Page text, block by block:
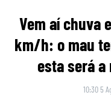
Vem aí chuva
km/h: o mau
esta será a
10:30 5